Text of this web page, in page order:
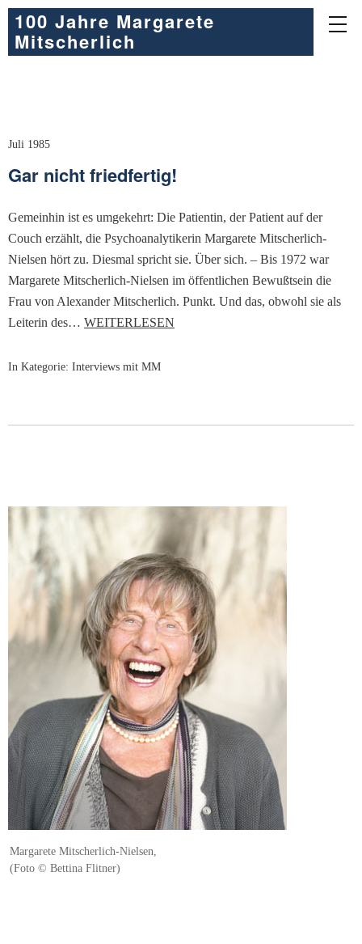
100 Jahre Margarete
Mitscherlich
Juli 1985
Gar nicht friedfertig!
Gemeinhin ist es umgekehrt: Die Patientin, der Patient auf der
Couch erzählt, die Psychoanalytikerin Margarete Mitscherlich-
Nielsen hört zu. Diesmal spricht sie. Über sich. – Bis 1972 war
Margarete Mitscherlich-Nielsen im öffentlichen Bewußtsein die
Frau von Alexander Mitscherlich. Punkt. Und das, obwohl sie als
Leiterin des… WEITERLESEN
In Kategorie: Interviews mit MM
Margarete Mitscherlich-Nielsen,
(Foto © Bettina Flitner)